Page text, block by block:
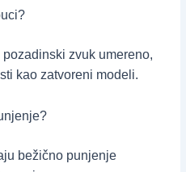
zvuk umereno,
kao zatvoreni modeli.
bežično punjenje